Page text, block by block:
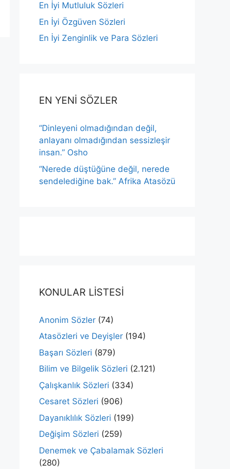
En İyi Mutluluk Sözleri
En İyi Özgüven Sözleri
En İyi Zenginlik ve Para Sözleri
EN YENİ SÖZLER
“Dinleyeni olmadığından değil,
anlayanı olmadığından sessizleşir
insan.” Osho
“Nerede düştüğüne değil, nerede
sendelediğine bak.” Afrika Atasözü
KONULAR LİSTESİ
Anonim Sözler (74)
Atasözleri ve Deyişler (194)
Başarı Sözleri (879)
Bilim ve Bilgelik Sözleri (2.121)
Çalışkanlık Sözleri (334)
Cesaret Sözleri (906)
Dayanıklılık Sözleri (199)
Değişim Sözleri (259)
Denemek ve Çabalamak Sözleri
(280)